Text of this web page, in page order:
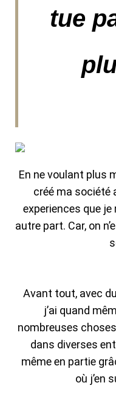
tue
En ne voulant plus
créé ma société
experiences que je
autre part. Car, on
Avant tout, avec
j’ai quand
nombreuses
dans diverses
même en partie
où j’en